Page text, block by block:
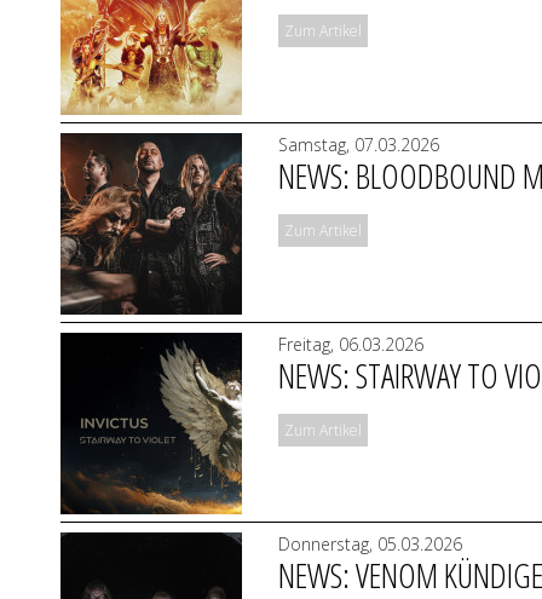
Zum Artikel
Samstag, 07.03.2026
NEWS: BLOODBOUND
Zum Artikel
Freitag, 06.03.2026
NEWS: STAIRWAY TO
Zum Artikel
Donnerstag, 05.03.2026
NEWS: VENOM